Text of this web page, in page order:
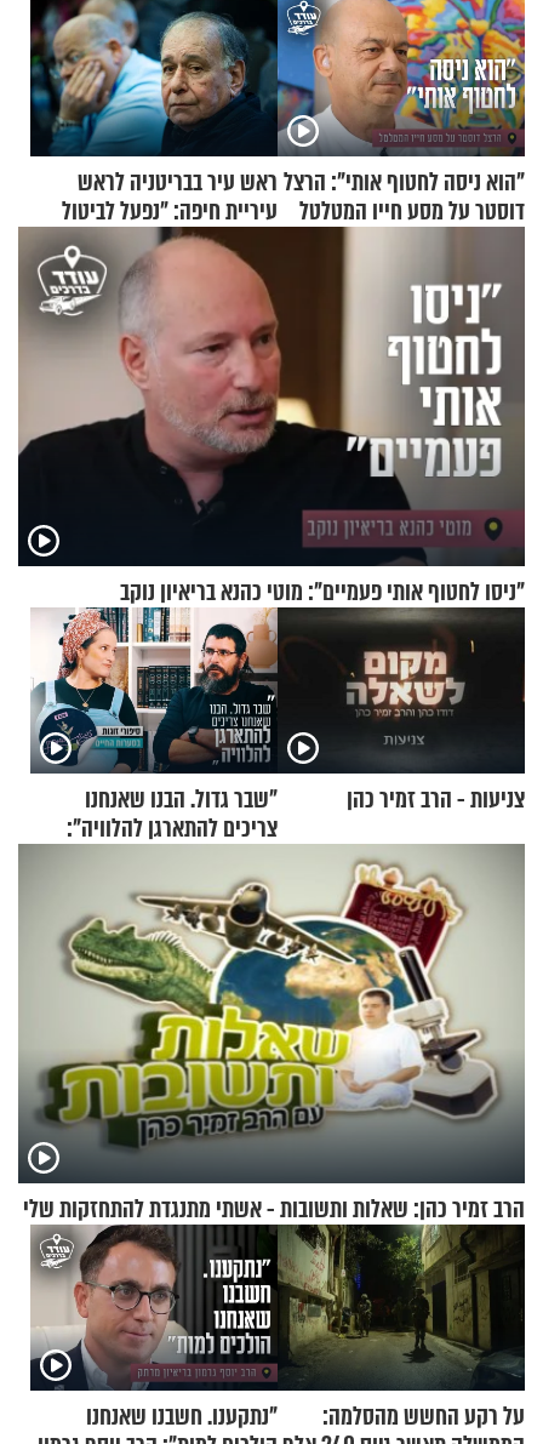
"הוא ניסה לחטוף אותי": הרצל
דוסטר על מסע חייו המטלטל
ראש עיר בבריטניה לראש
עיריית חיפה: ״נפעל לביטול
ברית הערים התאומות״
"ניסו לחטוף אותי פעמיים": מוטי כהנא בריאיון נוקב
צניעות - הרב זמיר כהן
"שבר גדול. הבנו שאנחנו
צריכים להתארגן להלוויה":
וגד דנינו
הרב זמיר כהן: שאלות ותשובות - אשתי מתנגדת להתחזקות שלי
על רקע החשש מהסלמה:
"נתקענו. חשבנו שאנחנו